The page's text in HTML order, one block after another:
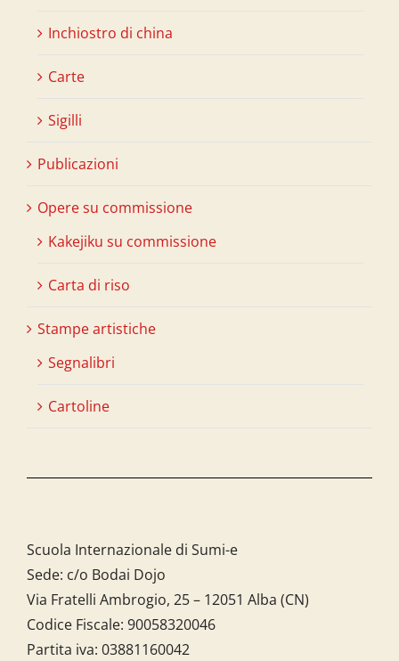
Inchiostro di china
Carte
Sigilli
Publicazioni
Opere su commissione
Kakejiku su commissione
Carta di riso
Stampe artistiche
Segnalibri
Cartoline
Scuola Internazionale di Sumi-e
Sede: c/o Bodai Dojo
Via Fratelli Ambrogio, 25 – 12051 Alba (CN)
Codice Fiscale: 90058320046
Partita iva: 03881160042